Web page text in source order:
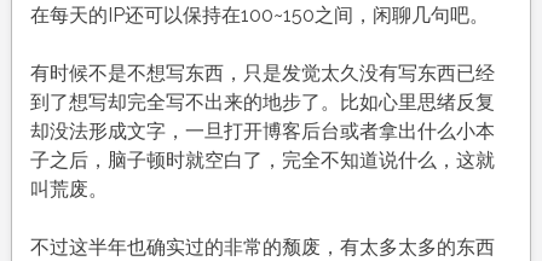
在每天的IP还可以保持在100~150之间，闲聊几句吧。
有时候不是不想写东西，只是发觉太久没有写东西已经
到了想写却完全写不出来的地步了。比如心里思绪反复
却没法形成文字，一旦打开博客后台或者拿出什么小本
子之后，脑子顿时就空白了，完全不知道说什么，这就
叫荒废。
不过这半年也确实过的非常的颓废，有太多太多的东西